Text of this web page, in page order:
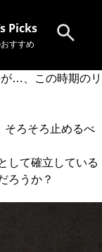
Picks
すすめ
…、この時期のリ
そろそろ止めるべ
して確立している
ろうか？